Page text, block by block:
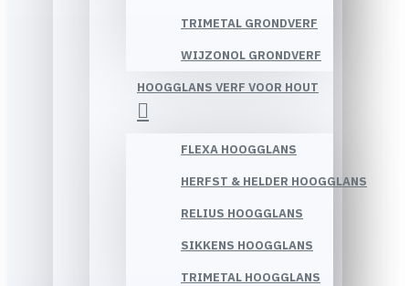
TRIMETAL GRONDVERF
WIJZONOL GRONDVERF
HOOGGLANS VERF VOOR HOUT
FLEXA HOOGGLANS
HERFST & HELDER HOOGGLANS
RELIUS HOOGGLANS
SIKKENS HOOGGLANS
TRIMETAL HOOGGLANS